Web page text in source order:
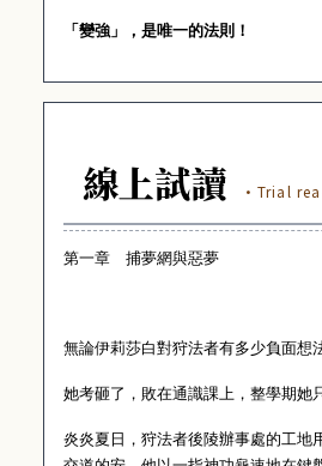
「變強」，是唯一的法則！
線上試讀 ·Trial
第一章 捕夢網與惡夢
無論伊莉莎白對狩法者有多少負面想
她考砸了，敗在通識課上，整學期她
炎炎夏日，狩法者後陵辦事處的工地